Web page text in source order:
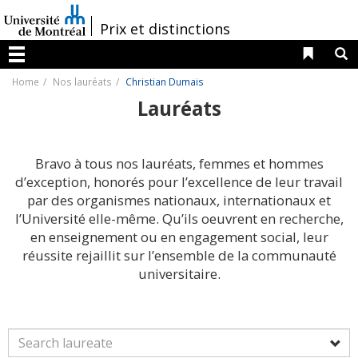
au
contenu
/Prix et distinctions
Menu
Liens
Home Nos lauréats Christian Dumais
Lauréats
Bravo à tous nos lauréats, femmes et hommes
d’exception, honorés pour l’excellence de leur travail
par des organismes nationaux, internationaux et
l’Université elle-même. Qu’ils oeuvrent en recherche,
en enseignement ou en engagement social, leur
réussite rejaillit sur l’ensemble de la communauté
universitaire.